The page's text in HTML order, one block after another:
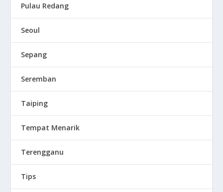
Pulau Redang
Seoul
Sepang
Seremban
Taiping
Tempat Menarik
Terengganu
Tips